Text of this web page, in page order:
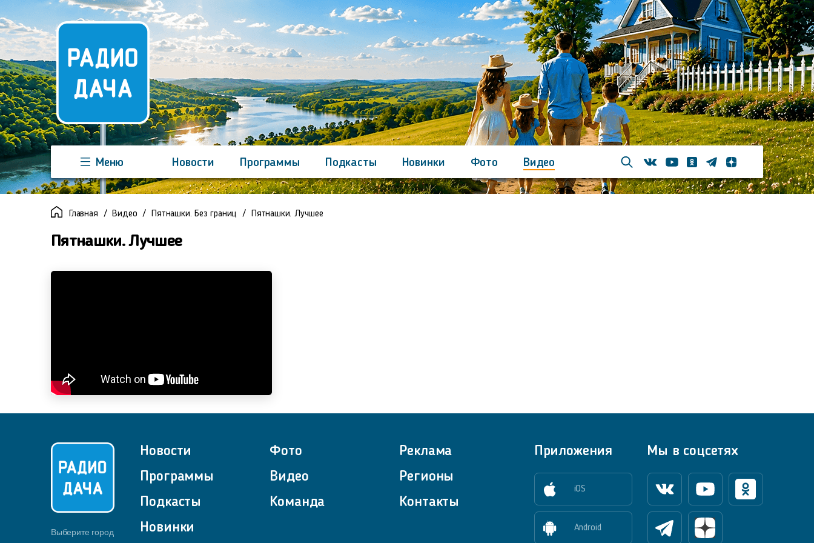
Меню Новости Программы Подкасты Новинки Фото
Видео
Команда
Регионы Реклама Контакты
ВконтактеYoutubeОдноклассники
ТелеграмЯндекс дзен
Главная Видео Пятнашки. Без границ Пятнашки. Лучшее
Пятнашки. Лучшее
Выберите город
Новости
Программы
Подкасты
Новинки
Фото
Видео
Команда
Реклама
Регионы
Контакты
Приложения
iOS
Android
Мы в соцсетях
ВконтактеYoutube Одноклассники
Телеграм Яндекс Дзен